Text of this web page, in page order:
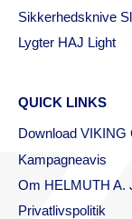
Sikkerhedsknive
Lygter HAJ Light
QUICK LINKS
Download VIKING
Kampagneavis
Om HELMUTH A.
Privatlivspolitik